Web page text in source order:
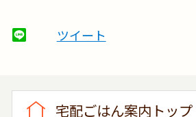
ツイート
宅配ごはん案内トップ